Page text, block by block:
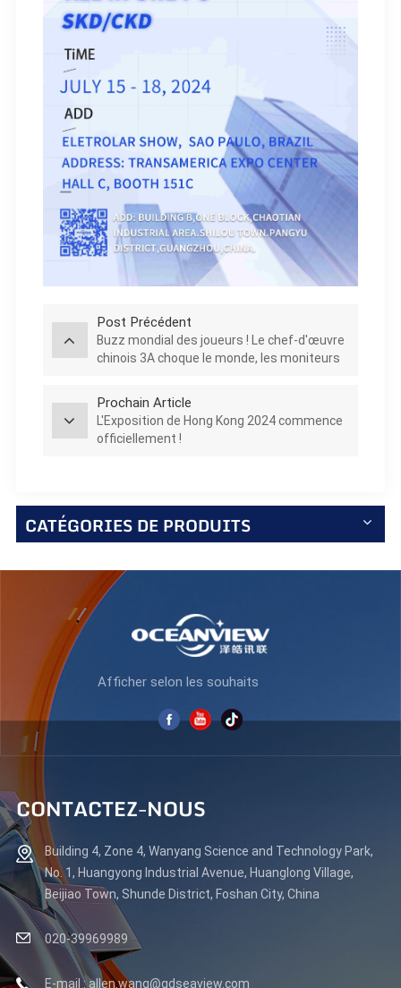
Post Précédent
Buzz mondial des joueurs ! Le chef-d'œuvre
chinois 3A choque le monde, les moniteurs
Prochain Article
L'Exposition de Hong Kong 2024 commence
officiellement !
CATÉGORIES DE PRODUITS
Afficher selon les souhaits
CONTACTEZ-NOUS
Building 4, Zone 4, Wanyang Science and Technology Park,
No. 1, Huangyong Industrial Avenue, Huanglong Village,
Beijiao Town, Shunde District, Foshan City, China
020-39969989
E-mail : allen.wang@gdseaview.com